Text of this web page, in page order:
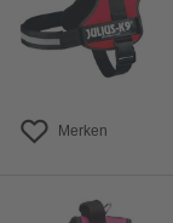
Merken